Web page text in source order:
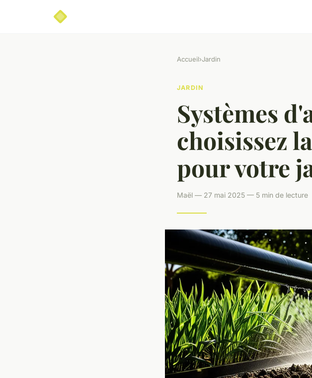
Accueil›Jardin
JARDIN
Systèmes
choisissez
pour votre
Maël — 27 mai 2025 — 5 min de lecture